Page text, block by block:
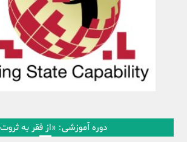
دوره آموزشی: «از فقر به